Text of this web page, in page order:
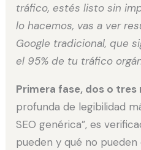
tráfico, estés listo sin
lo hacemos, vas a ver
Google tradicional, que
el 95% de tu tráfico
Primera fase, dos o tres
profunda de legibilidad
SEO genérica”, es
pueden y qué no